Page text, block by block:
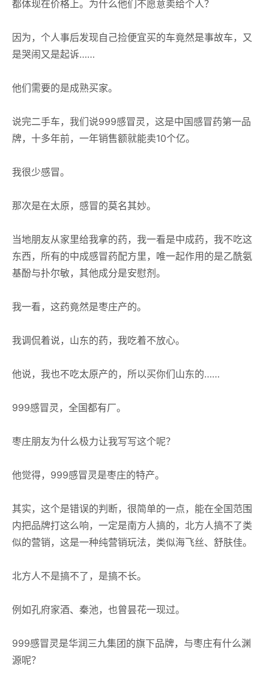
都体现在价格上。为什么他们不愿意卖给个人？
因为，个人事后发现自己捡便宜买的车竟然是事故车，又
是哭闹又是起诉……
他们需要的是成熟买家。
说完二手车，我们说999感冒灵，这是中国感冒药第一品
牌，十多年前，一年销售额就能卖10个亿。
我很少感冒。
那次是在太原，感冒的莫名其妙。
当地朋友从家里给我拿的药，我一看是中成药，我不吃这
东西，所有的中成感冒药配方里，唯一起作用的是乙酰氨
基酚与扑尔敏，其他成分是安慰剂。
我一看，这药竟然是枣庄产的。
我调侃着说，山东的药，我吃着不放心。
他说，我也不吃太原产的，所以买你们山东的……
999感冒灵，全国都有厂。
枣庄朋友为什么极力让我写写这个呢？
他觉得，999感冒灵是枣庄的特产。
其实，这个是错误的判断，很简单的一点，能在全国范围
内把品牌打这么响，一定是南方人搞的，北方人搞不了类
似的营销，这是一种纯营销玩法，类似海飞丝、舒肤佳。
北方人不是搞不了，是搞不长。
例如孔府家酒、秦池，也曾昙花一现过。
999感冒灵是华润三九集团的旗下品牌，与枣庄有什么渊
源呢？